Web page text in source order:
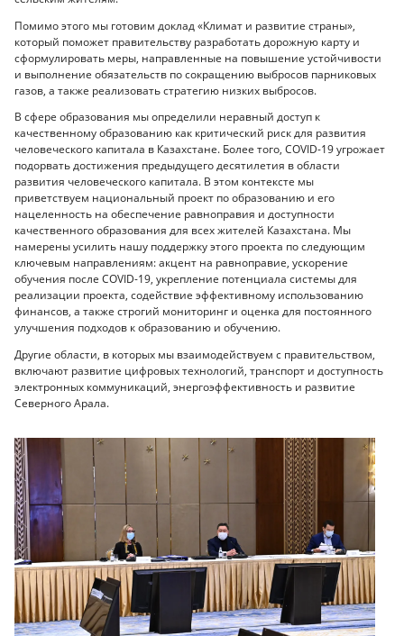
Помимо этого мы готовим доклад «Климат и развитие страны»,
который поможет правительству разработать дорожную карту и
сформулировать меры, направленные на повышение устойчивости
и выполнение обязательств по сокращению выбросов парниковых
газов, а также реализовать стратегию низких выбросов.
В сфере образования мы определили неравный доступ к
качественному образованию как критический риск для развития
человеческого капитала в Казахстане. Более того, COVID-19 угрожает
подорвать достижения предыдущего десятилетия в области
развития человеческого капитала. В этом контексте мы
приветствуем национальный проект по образованию и его
нацеленность на обеспечение равноправия и доступности
качественного образования для всех жителей Казахстана. Мы
намерены усилить нашу поддержку этого проекта по следующим
ключевым направлениям: акцент на равноправие, ускорение
обучения после COVID-19, укрепление потенциала системы для
реализации проекта, содействие эффективному использованию
финансов, а также строгий мониторинг и оценка для постоянного
улучшения подходов к образованию и обучению.
Другие области, в которых мы взаимодействуем с правительством,
включают развитие цифровых технологий, транспорт и доступность
электронных коммуникаций, энергоэффективность и развитие
Северного Арала.